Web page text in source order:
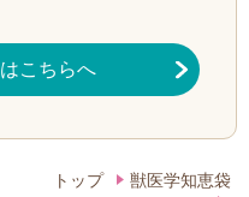
はこちらへ
トップ
獣医学知恵袋